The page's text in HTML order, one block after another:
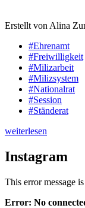
Erstellt von Alina
#Ehrenamt
#Freiwilligkeit
#Milizarbeit
#Milizsystem
#Nationalrat
#Session
#Ständerat
weiterlesen
Instagram
This error message
Error: No